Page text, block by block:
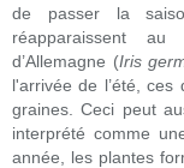
de passer la
réapparaissent
d’Allemagne (Iris
l'arrivée de l’été,
graines. Ceci peut
interprété comme
année, les plantes